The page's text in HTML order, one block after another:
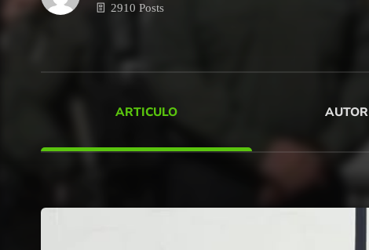
2910 Posts
ARTICULO AUTOR